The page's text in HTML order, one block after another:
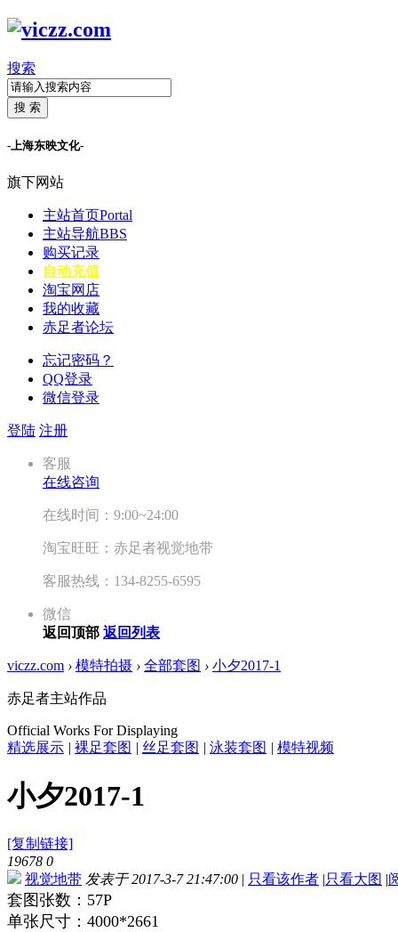
搜索
搜 索
-上海东映文化-
旗下网站
主站首页Portal
主站导航BBS
购买记录
自动充值
淘宝网店
我的收藏
赤足者论坛
忘记密码？
QQ登录
微信登录
登陆 注册
客服
在线咨询
在线时间：9:00~24:00
淘宝旺旺：赤足者视觉地带
客服热线：134-8255-6595
微信
返回顶部 返回列表
viczz.com › 模特拍摄 › 全部套图 › 小夕2017-1
赤足者主站作品
Official Works For Displaying
精选展示 | 裸足套图 | 丝足套图 | 泳装套图 | 模特视频
小夕2017-1
[复制链接]
19678 0
视觉地带 发表于 2017-3-7 21:47:00 | 只看该作者 |只看大图 |
套图张数：57P
单张尺寸：4000*2661